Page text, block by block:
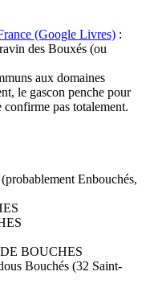
(Google Livres) :
des Bouxés (ou
aux domaines
le gascon penche pour
pas totalement.
Enbouchés,
BOUCHES
Bouchés (32 Saint-